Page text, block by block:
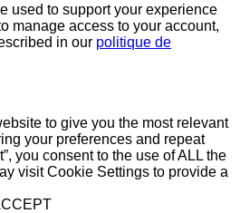
used to support your experience
manage access to your account,
in our politique de
to give you the most relevant
your preferences and repeat
you consent to the use of ALL the
visit Cookie Settings to provide a